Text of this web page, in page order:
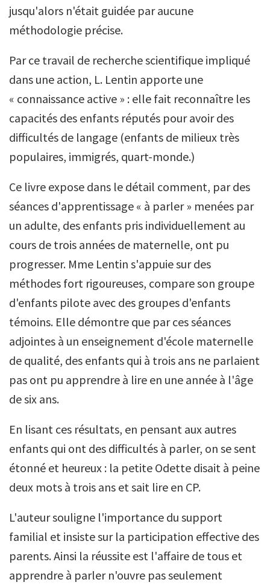
jusqu'alors n'était guidée par aucune
méthodologie précise.
Par ce travail de recherche scientifique impliqué
dans une action, L. Lentin apporte une
« connaissance active » : elle fait reconnaître les
capacités des enfants réputés pour avoir des
difficultés de langage (enfants de milieux très
populaires, immigrés, quart-monde.)
Ce livre expose dans le détail comment, par des
séances d'apprentissage « à parler » menées par
un adulte, des enfants pris individuellement au
cours de trois années de maternelle, ont pu
progresser. Mme Lentin s'appuie sur des
méthodes fort rigoureuses, compare son groupe
d'enfants pilote avec des groupes d'enfants
témoins. Elle démontre que par ces séances
adjointes à un enseignement d'école maternelle
de qualité, des enfants qui à trois ans ne parlaient
pas ont pu apprendre à lire en une année à l'âge
de six ans.
En lisant ces résultats, en pensant aux autres
enfants qui ont des difficultés à parler, on se sent
étonné et heureux : la petite Odette disait à peine
deux mots à trois ans et sait lire en CP.
L'auteur souligne l'importance du support
familial et insiste sur la participation effective des
parents. Ainsi la réussite est l'affaire de tous et
apprendre à parler n'ouvre pas seulement